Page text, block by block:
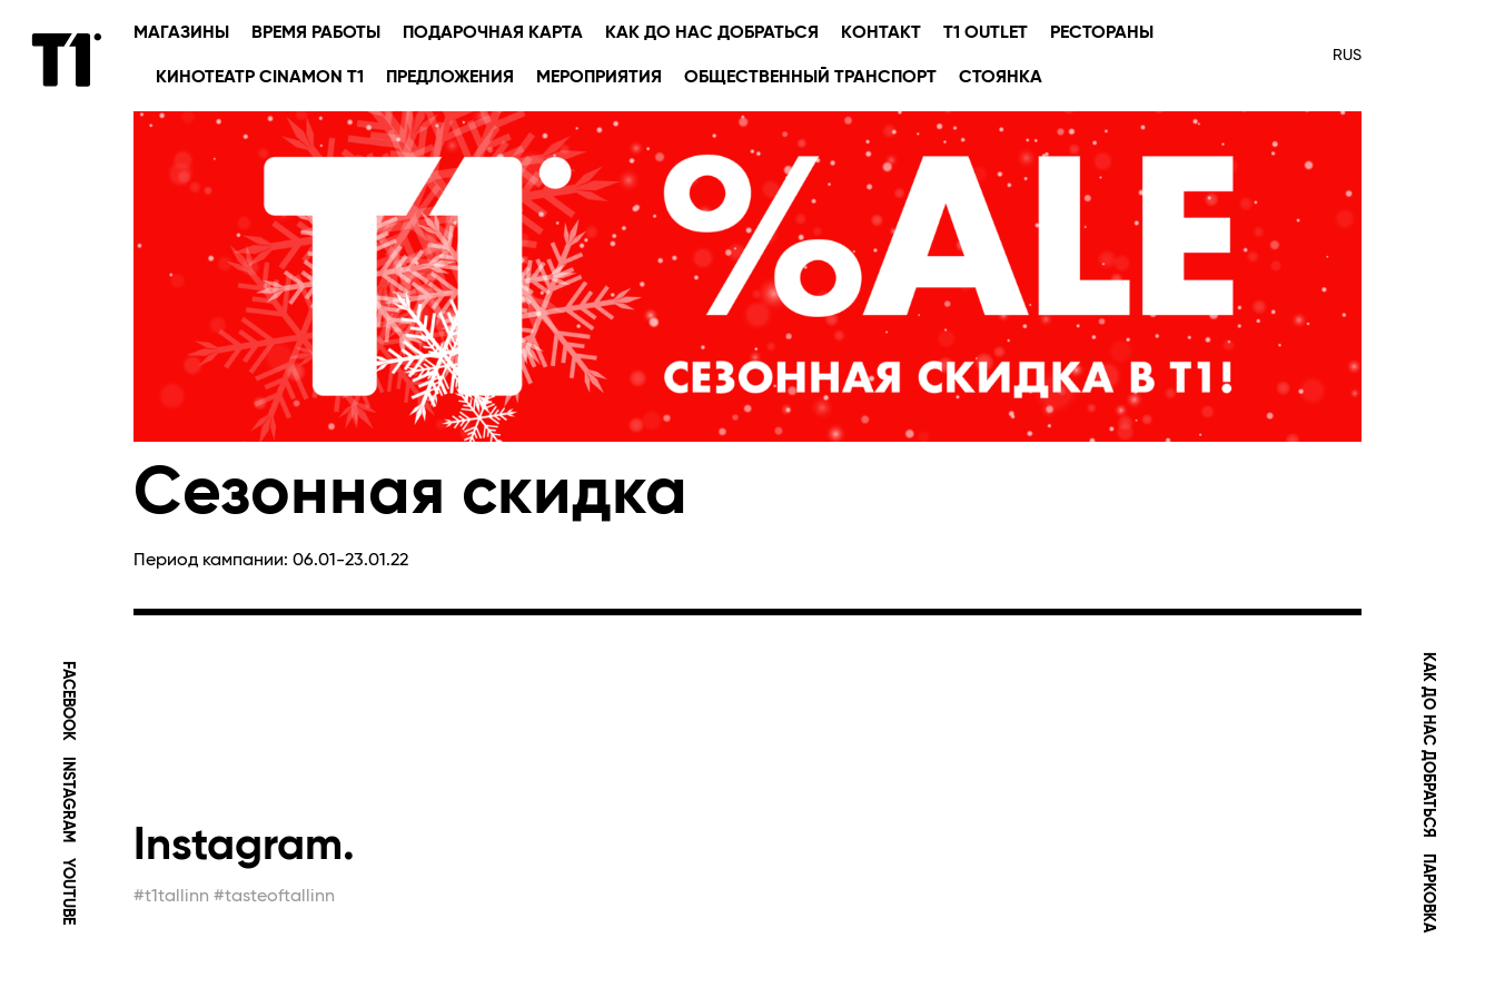
RUS
МАГАЗИНЫ ВРЕМЯ РАБОТЫ ПОДАРОЧНАЯ КАРТА КАК ДО НАС ДОБРАТЬСЯ KОНТАКТ T1 OUTLET РЕСТОРАНЫ
КИНОТЕАТР CINAMON T1 ПРЕДЛОЖЕНИЯ МЕРОПРИЯТИЯ OБЩЕСТВЕННЫЙ ТРАНСПОРТ СТОЯНКА
FACEBOOK
INSTAGRAM
YOUTUBE
КАК ДО НАС ДОБРАТЬСЯ
ПАРКОВКА
Сезонная скидка
Период кампании: 06.01-23.01.22
Instagram.
#t1tallinn #tasteoftallinn